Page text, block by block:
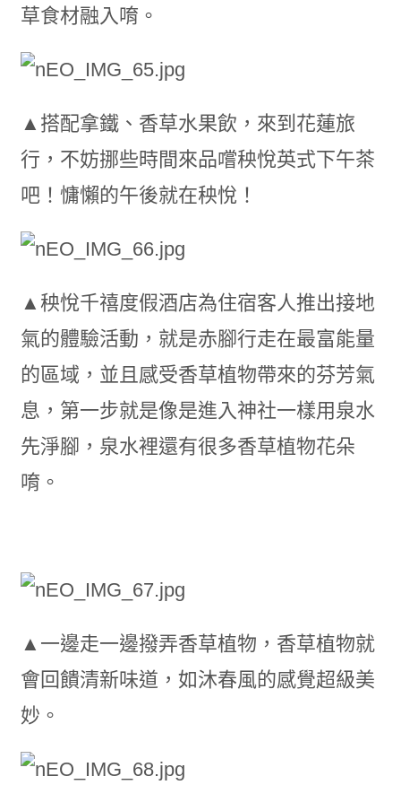
草食材融入唷。
▲搭配拿鐵、香草水果飲，來到花蓮旅
行，不妨挪些時間來品嚐秧悅英式下午茶
吧！慵懶的午後就在秧悅！
▲秧悅千禧度假酒店為住宿客人推出接地
氣的體驗活動，就是赤腳行走在最富能量
的區域，並且感受香草植物帶來的芬芳氣
息，第一步就是像是進入神社一樣用泉水
先淨腳，泉水裡還有很多香草植物花朵
唷。
▲一邊走一邊撥弄香草植物，香草植物就
會回饋清新味道，如沐春風的感覺超級美
妙。